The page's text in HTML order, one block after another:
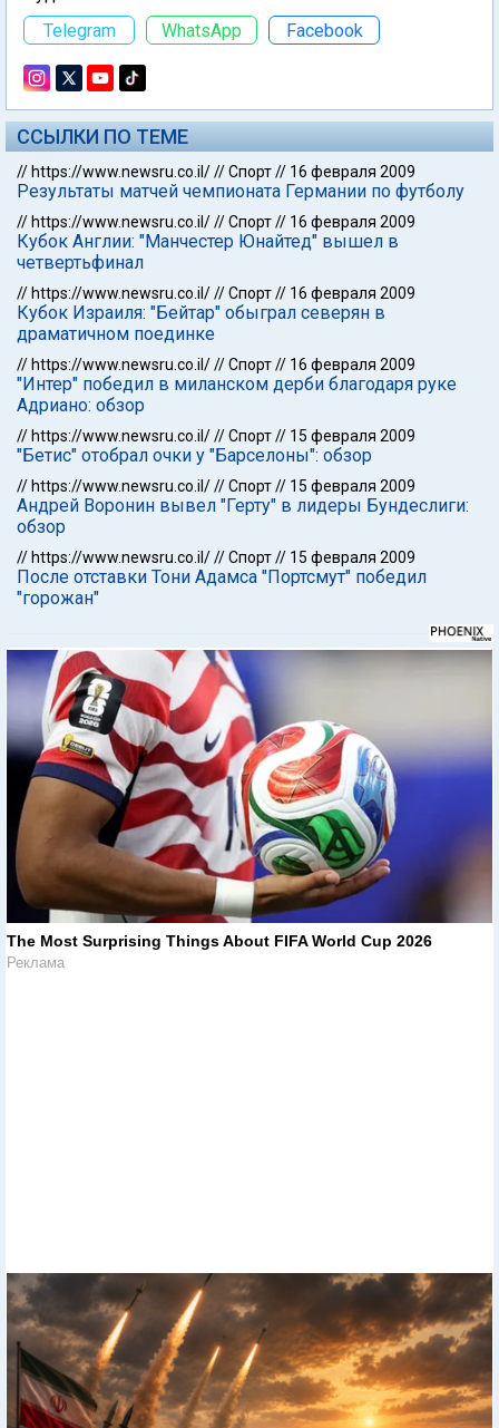
Telegram
WhatsApp Facebook
ССЫЛКИ ПО ТЕМЕ
// https://www.newsru.co.il///Спорт// 16 февраля 2009
Результаты матчей чемпионата Германии по футболу
// https://www.newsru.co.il///Спорт// 16 февраля 2009
Кубок Англии: "Манчестер Юнайтед" вышел в
четвертьфинал
// https://www.newsru.co.il///Спорт// 16 февраля 2009
Кубок Израиля: "Бейтар" обыграл северян в
драматичном поединке
// https://www.newsru.co.il///Спорт// 16 февраля 2009
"Интер" победил в миланском дерби благодаря руке
Адриано: обзор
// https://www.newsru.co.il///Спорт// 15 февраля 2009
"Бетис" отобрал очки у "Барселоны": обзор
// https://www.newsru.co.il///Спорт// 15 февраля 2009
Андрей Воронин вывел "Герту" в лидеры Бундеслиги:
обзор
// https://www.newsru.co.il///Спорт// 15 февраля 2009
После отставки Тони Адамса "Портсмут" победил
"горожан"
The Most Surprising Things About FIFA World Cup 2026
Реклама